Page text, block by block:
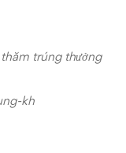
trúng thưởng